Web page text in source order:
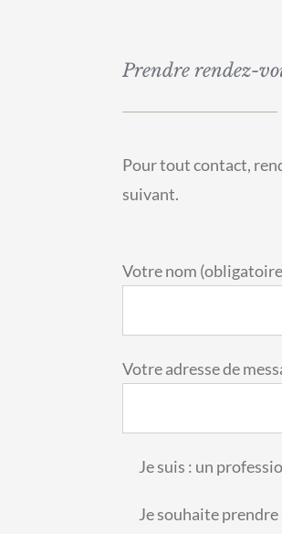
Prendre rendez-
Pour tout contact,
suivant.
Votre nom
Votre adresse de
Je suis : un
Je souhaite